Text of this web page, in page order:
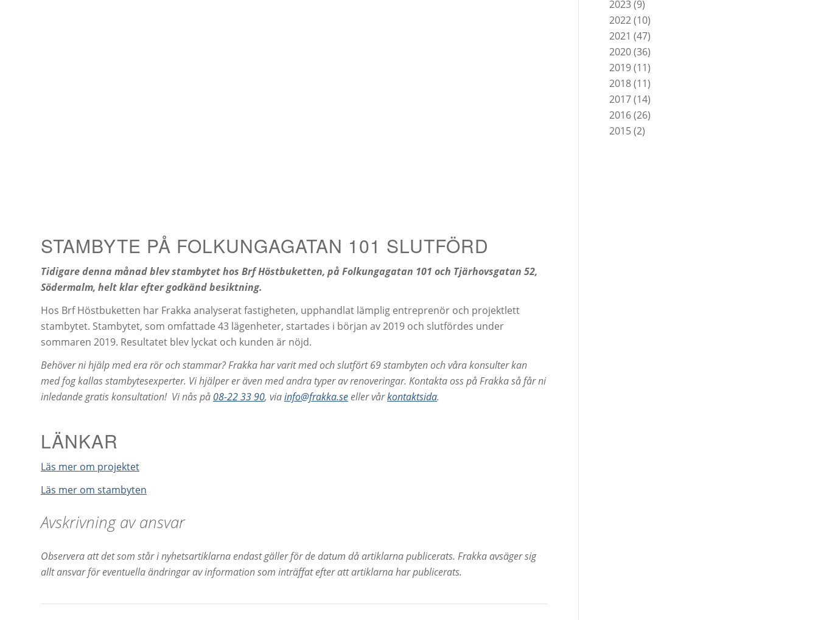
STAMBYTE PÅ FOLKUNGAGATAN 101 SLUTFÖRD
Tidigare denna månad blev stambytet hos Brf Höstbuketten, på Folkungagatan 101 och Tjärhovsgatan 52,
Södermalm, helt klar efter godkänd besiktning.
Hos Brf Höstbuketten har Frakka analyserat fastigheten, upphandlat lämplig entreprenör och projektlett
stambytet. Stambytet, som omfattade 43 lägenheter, startades i början av 2019 och slutfördes under
sommaren 2019. Resultatet blev lyckat och kunden är nöjd.
Behöver ni hjälp med era rör och stammar? Frakka har varit med och slutfört 69 stambyten och våra konsulter kan
med fog kallas stambytesexperter. Vi hjälper er även med andra typer av renoveringar. Kontakta oss på Frakka så får ni
inledande gratis konsultation! Vi nås på 08-22 33 90, viainfo@frakka.seeller vårkontaktsida.
LÄNKAR
Läs mer om projektet
Läs mer om stambyten
Avskrivning av ansvar
Observera att det som står i nyhetsartiklarna endast gäller för de datum då artiklarna publicerats. Frakka avsäger sig
allt ansvar för eventuella ändringar av information som inträffat efter att artiklarna har publicerats.
2023(9)
2022(10)
2021 (47)
2020(36)
2019(11)
2018(11)
2017(14)
2016(26)
2015(2)